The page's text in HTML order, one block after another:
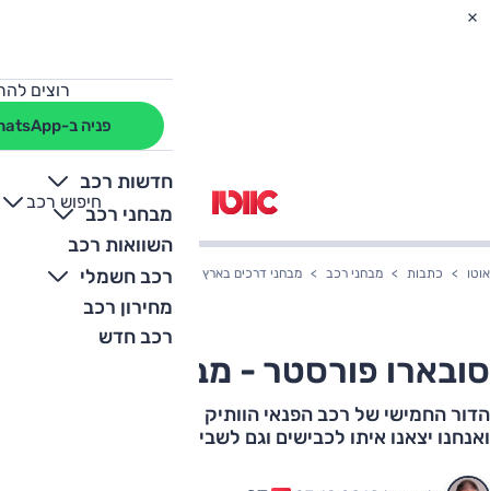
רוצים
פניה ב-WhatsApp
חדשות רכב
מבחני רכב
השוואות רכב
רכב חשמלי
מחירון רכב
רכב חדש
חיפוש רכב
+
-
אוטו כתבות מבחני רכב מבחני דרכים בארץ סובארו פורסטר - מבחן דרכים
סובארו פורסטר - מבחן דרכים
הדור החמישי של רכב הפנאי הוותיק יצא לדרכו בישראל,
ואנחנו יצאנו איתו לכבישים וגם לשבילים